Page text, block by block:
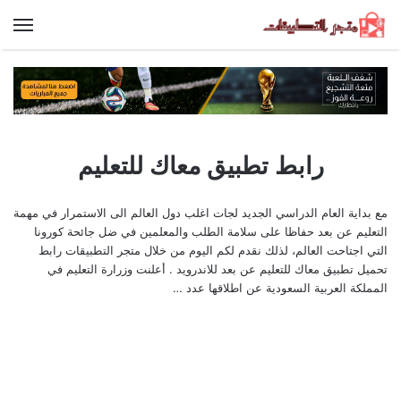
رابط تطبيق معاك للتعليم
مع بداية العام الدراسي الجديد لجات اغلب دول العالم الى الاستمرار في مهمة
التعليم عن بعد حفاظا على سلامة الطلب والمعلمين في ضل جائحة كورونا
التي اجتاحت العالم، لذلك نقدم لكم اليوم من خلال متجر التطبيقات رابط
تحميل تطبيق معاك للتعليم عن بعد للاندرويد . أعلنت وزرارة التعليم في
المملكة العربية السعودية عن اطلاقها عدد …